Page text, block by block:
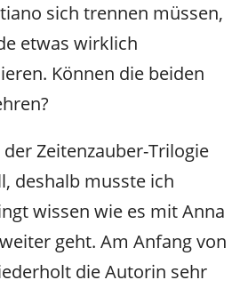
sich trennen müssen,
etwas wirklich
Können die beiden
der Zeitenzauber-Trilogie
deshalb musste ich
wissen wie es mit Anna
geht. Am Anfang von
die Autorin sehr